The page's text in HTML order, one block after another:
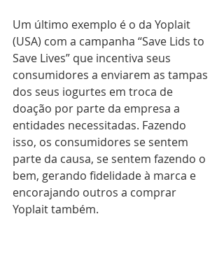
Um último exemplo é o da Yoplait
(USA) com a campanha “Save Lids to
Save Lives” que incentiva seus
consumidores a enviarem as tampas
dos seus iogurtes em troca de
doação por parte da empresa a
entidades necessitadas. Fazendo
isso, os consumidores se sentem
parte da causa, se sentem fazendo o
bem, gerando fidelidade à marca e
encorajando outros a comprar
Yoplait também.